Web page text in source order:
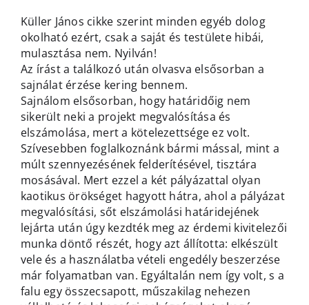
Küller János cikke szerint minden egyéb dolog
okolható ezért, csak a saját és testülete hibái,
mulasztása nem. Nyilván!
Az írást a találkozó után olvasva elsősorban a
sajnálat érzése kering bennem.
Sajnálom elsősorban, hogy határidőig nem
sikerült neki a projekt megvalósítása és
elszámolása, mert a kötelezettsége ez volt.
Szívesebben foglalkoznánk bármi mással, mint a
múlt szennyezésének felderítésével, tisztára
mosásával. Mert ezzel a két pályázattal olyan
kaotikus örökséget hagyott hátra, ahol a pályázat
megvalósítási, sőt elszámolási határidejének
lejárta után úgy kezdték meg az érdemi kivitelezői
munka döntő részét, hogy azt állította: elkészült
vele és a használatba vételi engedély beszerzése
már folyamatban van. Egyáltalán nem így volt, s a
falu egy összecsapott, műszakilag nehezen